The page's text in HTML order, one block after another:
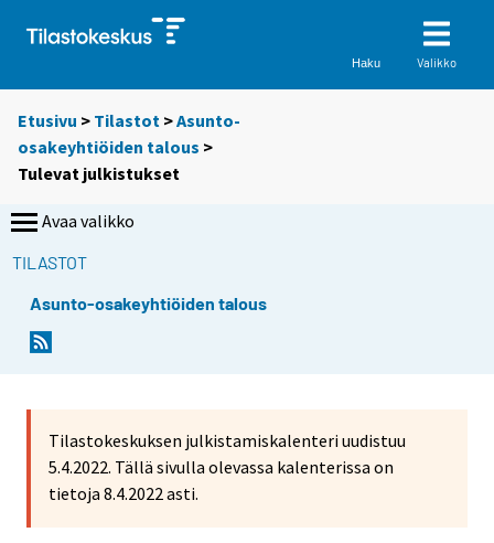
Haku Valikko
Etusivu > Tilastot >Asunto-
osakeyhtiöiden talous >
Tulevat julkistukset
Avaa valikko
TILASTOT
Asunto-osakeyhtiöiden talous
Tilastokeskuksen julkistamiskalenteri uudistuu
5.4.2022. Tällä sivulla olevassa kalenterissa on
tietoja 8.4.2022 asti.